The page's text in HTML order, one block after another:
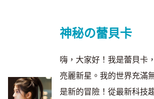
神秘の蕾貝卡
嗨，大家好！我是蕾貝卡
亮麗新星。我的世界充滿
是新的冒險！從最新科技